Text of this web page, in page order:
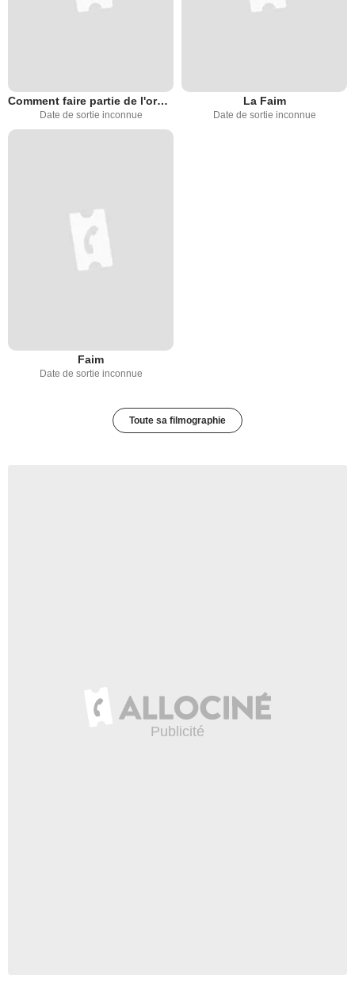
Comment faire partie de l'orchestre
Date de sortie inconnue
La Faim
Date de sortie inconnue
Faim
Date de sortie inconnue
Toute sa filmographie